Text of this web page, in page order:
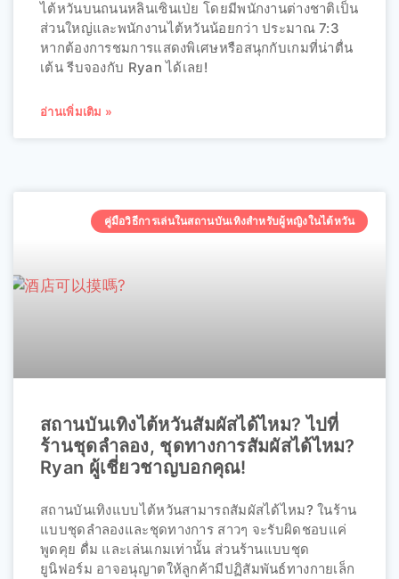
ไต้หวันบนถนนหลินเซินเป่ย โดยมีพนักงานต่างชาติเป็น
ส่วนใหญ่และพนักงานไต้หวันน้อยกว่า ประมาณ 7:3
หากต้องการชมการแสดงพิเศษหรือสนุกกับเกมที่น่าตื่น
เต้น รีบจองกับ Ryan ได้เลย!
อ่านเพิ่มเติม »
คู่มือวิธีการเล่นในสถานบันเทิงสำหรับผู้หญิงในไต้หวัน
สถานบันเทิงไต้หวันสัมผัสได้ไหม? ไปที่
ร้านชุดลำลอง, ชุดทางการสัมผัสได้ไหม?
Ryan ผู้เชี่ยวชาญบอกคุณ!
สถานบันเทิงแบบไต้หวันสามารถสัมผัสได้ไหม? ในร้าน
แบบชุดลำลองและชุดทางการ สาวๆ จะรับผิดชอบแค่
พูดคุย ดื่ม และเล่นเกมเท่านั้น ส่วนร้านแบบชุด
ยูนิฟอร์ม อาจอนุญาตให้ลูกค้ามีปฏิสัมพันธ์ทางกายเล็ก